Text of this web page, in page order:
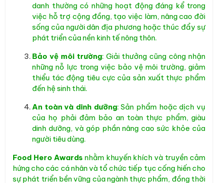
danh thường có những hoạt động đáng kể trong
việc hỗ trợ cộng đồng, tạo việc làm, nâng cao đời
sống của người dân địa phương hoặc thúc đẩy sự
phát triển của nền kinh tế nông thôn.
Bảo vệ môi trường: Giải thưởng cũng công nhận
những nỗ lực trong việc bảo vệ môi trường, giảm
thiểu tác động tiêu cực của sản xuất thực phẩm
đến hệ sinh thái.
An toàn và dinh dưỡng: Sản phẩm hoặc dịch vụ
của họ phải đảm bảo an toàn thực phẩm, giàu
dinh dưỡng, và góp phần nâng cao sức khỏe của
người tiêu dùng.
Food Hero Awardsnhằm khuyến khích và truyền cảm
hứng cho các cá nhân và tổ chức tiếp tục cống hiến cho
sự phát triển bền vững của ngành thực phẩm, đồng thời